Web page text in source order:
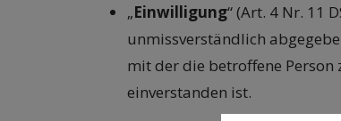
„Einwilligung“ (Art. 4 Nr. 11
unmissverständlich
mit der die betroffene Person
einverstanden ist.